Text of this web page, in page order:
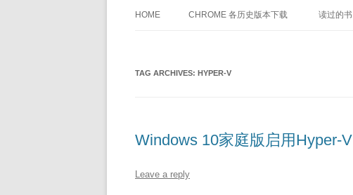
HOME CHROME 各历史版本下载 读过的书
TAG ARCHIVES: HYPER-V
Windows 10家庭版启用Hyper-V
Leave a reply